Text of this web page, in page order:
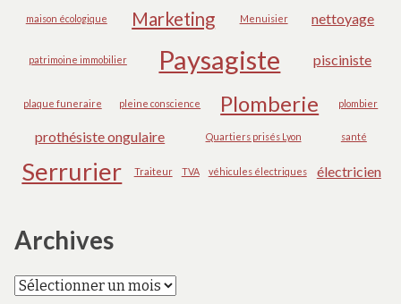
maison écologique Marketing Menuisier nettoyage
patrimoine immobilier Paysagiste pisciniste
plaque funeraire pleine conscience Plomberie plombier
prothésiste ongulaire Quartiers prisés Lyon santé
Serrurier Traiteur TVA véhicules électriques électricien
Archives
Archives